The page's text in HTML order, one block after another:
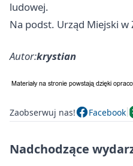
ludowej.
Na podst. Urząd Miejski w
Autor:krystian
Zaobserwuj nas! Facebook
Nadchodzące